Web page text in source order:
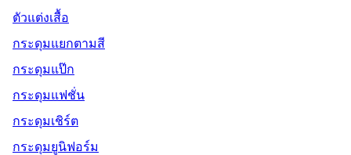
ตัวแต่งเสื้อ
กระดุมแยกตามสี
กระดุมแป๊ก
กระดุมแฟชั่น
กระดุมเชิร์ต
กระดุมยูนิฟอร์ม